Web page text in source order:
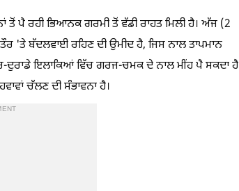
ਤੋਂ ਪੈ ਰਹੀ ਭਿਆਨਕ ਗਰਮੀ ਤੋਂ ਵੱਡੀ ਰਾਹਤ ਮਿਲੀ ਹੈ। ਅੱਜ (2
'ਤੇ ਬੱਦਲਵਾਈ ਰਹਿਣ ਦੀ ਉਮੀਦ ਹੈ, ਜਿਸ ਨਾਲ ਤਾਪਮਾਨ
ਦੁਰਾਡੇ ਇਲਾਕਿਆਂ ਵਿੱਚ ਗਰਜ-ਚਮਕ ਦੇ ਨਾਲ ਮੀਂਹ ਪੈ ਸਕਦਾ ਹੈ
ਚੱਲਣ ਦੀ ਸੰਭਾਵਨਾ ਹੈ।